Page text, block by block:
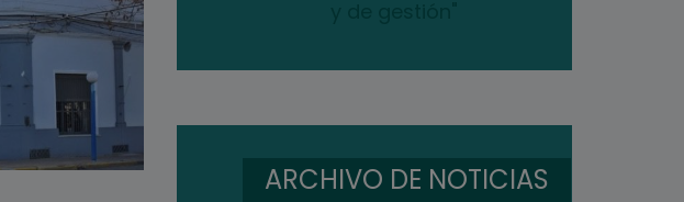
ARCHIVO DE NOTICIAS